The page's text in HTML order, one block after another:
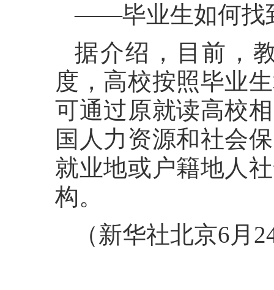
——毕业生如何找
据介绍，目前，
度，高校按照毕业
可通过原就读高校
国人力资源和社会
就业地或户籍地人
构。
（新华社北京6月